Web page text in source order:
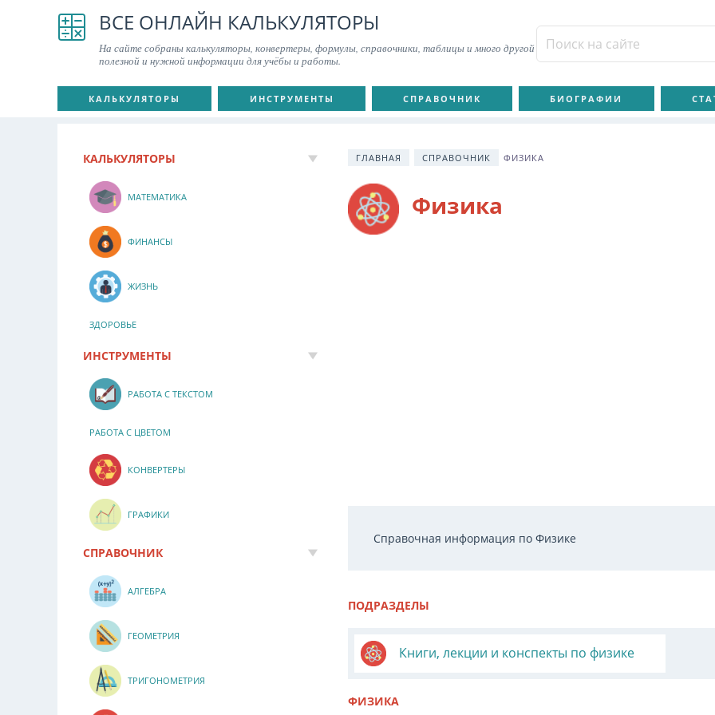
ВСЕ ОНЛАЙН КАЛЬКУЛЯТОРЫ
На сайте собраны калькуляторы, конвертеры, формулы, справочники, таблицы и много другой
полезной и нужной информации для учёбы и работы.
КАЛЬКУЛЯТОРЫ ИНСТРУМЕНТЫ СПРАВОЧНИК БИОГРАФИИ
ГЛАВНАЯ СПРАВОЧНИК ФИЗИКА
Физика
Справочная информация по Физике
ПОДРАЗДЕЛЫ
Книги, лекции и конспекты по физике
ФИЗИКА
КАЛЬКУЛЯТОРЫ
МАТЕМАТИКА
ФИНАНСЫ
ЖИЗНЬ
ЗДОРОВЬЕ
ИНСТРУМЕНТЫ
РАБОТА С ТЕКСТОМ
РАБОТА С ЦВЕТОМ
КОНВЕРТЕРЫ
ГРАФИКИ
СПРАВОЧНИК
АЛГЕБРА
ГЕОМЕТРИЯ
ТРИГОНОМЕТРИЯ